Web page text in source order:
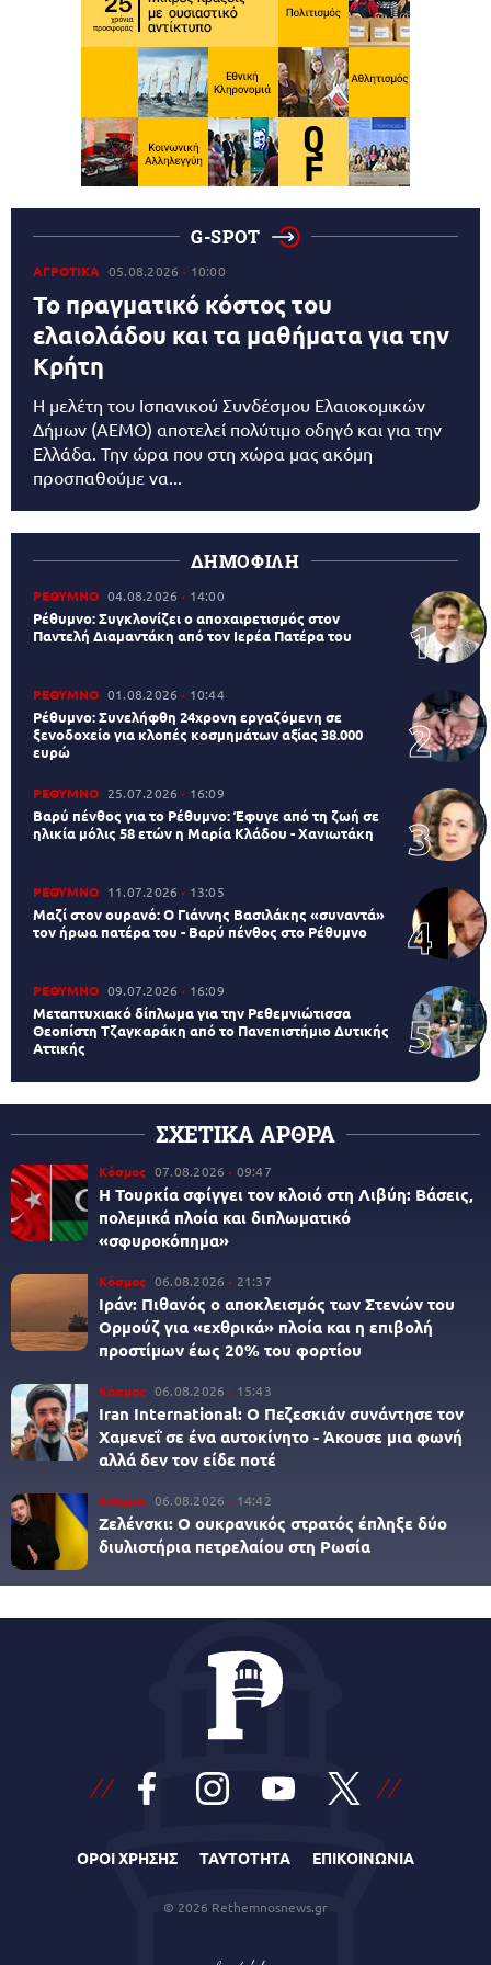
G-SPOT
ΑΓΡΟΤΙΚΑ 05.08.2026 10:00
Το πραγματικό κόστος του
ελαιολάδου και τα μαθήματα για την
Κρήτη
Η μελέτη του Ισπανικού Συνδέσμου Ελαιοκομικών
Δήμων (AEMO) αποτελεί πολύτιμο οδηγό και για την
Ελλάδα. Την ώρα που στη χώρα μας ακόμη
προσπαθούμε να...
ΔΗΜΟΦΙΛΗ
ΡΕΘΥΜΝΟ 04.08.2026 14:00
Ρέθυμνο: Συγκλονίζει ο αποχαιρετισμός στον
Παντελή Διαμαντάκη από τον Ιερέα Πατέρα του
ΡΕΘΥΜΝΟ 01.08.2026 10:44
Ρέθυμνο: Συνελήφθη 24χρονη εργαζόμενη σε
ξενοδοχείο για κλοπές κοσμημάτων αξίας 38.000
ευρώ
ΡΕΘΥΜΝΟ 25.07.2026 16:09
Βαρύ πένθος για το Ρέθυμνο: Έφυγε από τη ζωή σε
ηλικία μόλις 58 ετών η Μαρία Κλάδου - Χανιωτάκη
ΡΕΘΥΜΝΟ 11.07.2026 13:05
Μαζί στον ουρανό: Ο Γιάννης Βασιλάκης «συναντά»
τον ήρωα πατέρα του - Βαρύ πένθος στο Ρέθυμνο
ΡΕΘΥΜΝΟ 09.07.2026 16:09
Μεταπτυχιακό δίπλωμα για την Ρεθεμνιώτισσα
Θεοπίστη Τζαγκαράκη από το Πανεπιστήμιο Δυτικής
Αττικής
ΣΧΕΤΙΚΑ ΑΡΘΡΑ
Κόσμος 07.08.2026 09:47
Η Τουρκία σφίγγει τον κλοιό στη Λιβύη: Βάσεις,
πολεμικά πλοία και διπλωματικό
«σφυροκόπημα»
Κόσμος 06.08.2026 21:37
Ιράν: Πιθανός ο αποκλεισμός των Στενών του
Ορμούζ για «εχθρικά» πλοία και η επιβολή
προστίμων έως 20% του φορτίου
Κόσμος 06.08.2026 15:43
Iran International: Ο Πεζεσκιάν συνάντησε τον
Χαμενεΐ σε ένα αυτοκίνητο - Άκουσε μια φωνή
αλλά δεν τον είδε ποτέ
Κόσμος 06.08.2026 14:42
Ζελένσκι: O ουκρανικός στρατός έπληξε δύο
διυλιστήρια πετρελαίου στη Ρωσία
ΟΡΟΙ ΧΡΗΣΗΣ ΤΑΥΤΟΤΗΤΑ ΕΠΙΚΟΙΝΩΝΙΑ
© 2026 Rethemnosnews.gr